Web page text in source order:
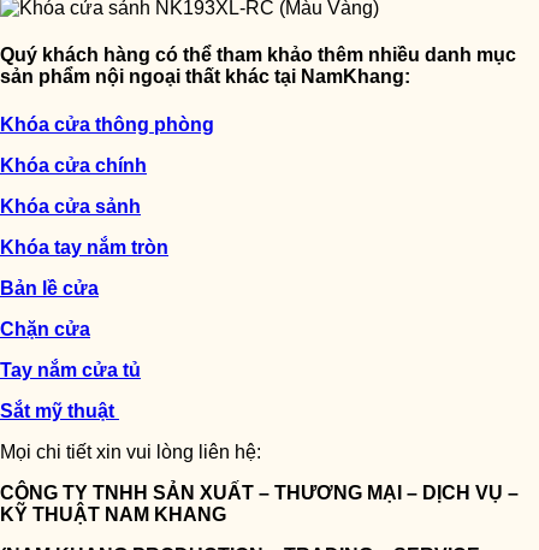
Quý khách hàng có thể tham khảo thêm nhiều danh mục
sản phẩm nội ngoại thất khác tại NamKhang:
Khóa cửa thông phòng
Khóa cửa chính
Khóa cửa sảnh
Khóa tay nắm tròn
Bản lề cửa
Chặn cửa
Tay nắm cửa tủ
Sắt mỹ thuật
Mọi chi tiết xin vui lòng liên hệ:
CÔNG TY TNHH SẢN XUẤT – THƯƠNG MẠI – DỊCH VỤ –
KỸ THUẬT NAM KHANG